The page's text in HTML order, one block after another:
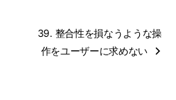
39. 整合性を損なうような操
作をユーザーに求めない